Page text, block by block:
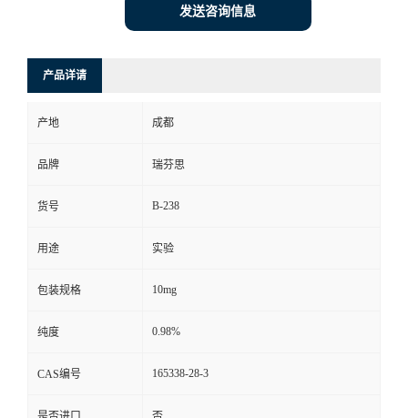
式
发送咨询信息
产品详请
产地 成都
品牌 瑞芬思
货号 B-238
用途 实验
包装规格 10mg
纯度 0.98%
CAS编号 165338-28-3